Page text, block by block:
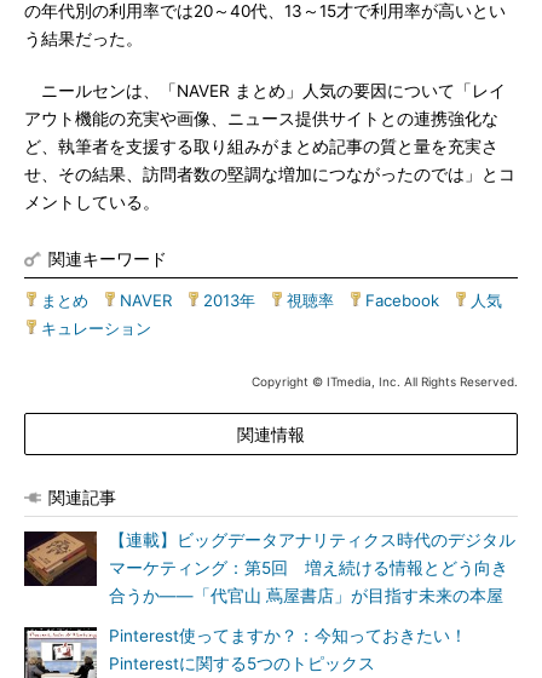
の年代別の利用率では20～40代、13～15才で利用率が高いとい
う結果だった。
ニールセンは、「NAVER まとめ」人気の要因について「レイ
アウト機能の充実や画像、ニュース提供サイトとの連携強化な
ど、執筆者を支援する取り組みがまとめ記事の質と量を充実さ
せ、その結果、訪問者数の堅調な増加につながったのでは」とコ
メントしている。
関連キーワード
まとめ NAVER 2013年 視聴率 Facebook 人気
キュレーション
Copyright © ITmedia, Inc. All Rights Reserved.
関連情報
関連記事
【連載】ビッグデータアナリティクス時代のデジタル
マーケティング：第5回 増え続ける情報とどう向き
合うか――「代官山 蔦屋書店」が目指す未来の本屋
Pinterest使ってますか？：今知っておきたい！
Pinterestに関する5つのトピックス